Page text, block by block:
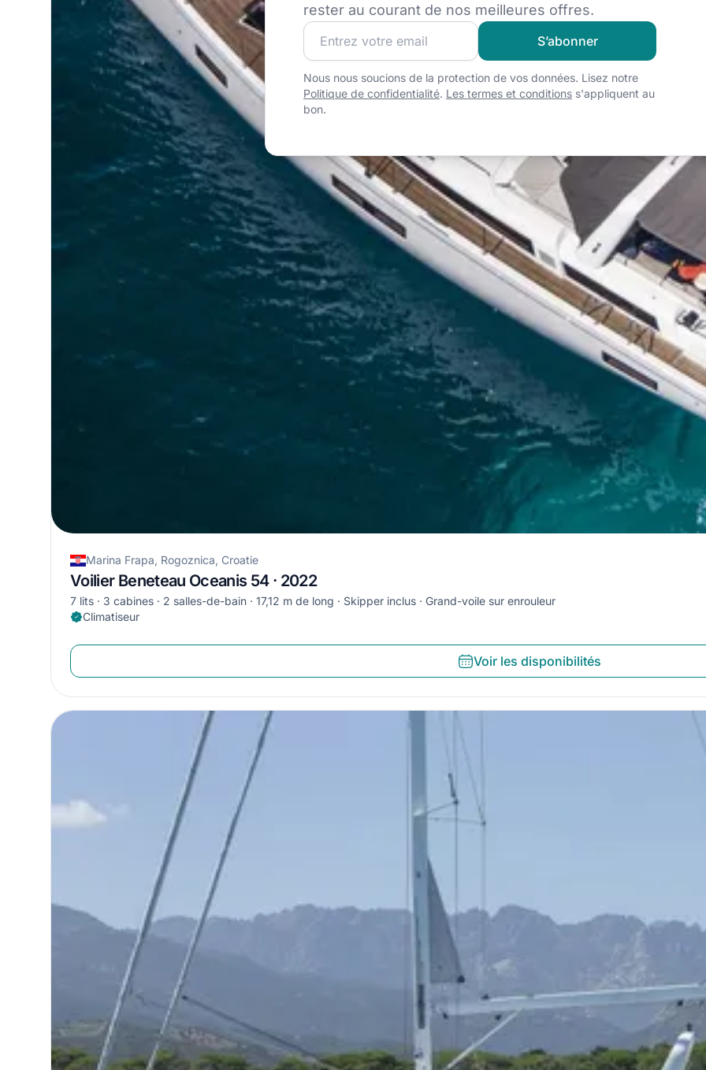
Marina Frapa, Rogoznica, Croatie
Voilier Beneteau Oceanis 54 · 2022
7 lits 3 cabines 2 salles-de-bain 17,12 m de long Skipper inclus
Grand-voile sur enrouleur
Climatiseur
Voir les disponibilités
rester au courant de nos meilleures offres.
Rejoignez notre communauté et pour recevoir les meilleures offres
S’abonner
Nous nous soucions de la protection de vos données. Lisez notre
Politique de confidentialité. Les termes et conditions s'appliquent au
bon.